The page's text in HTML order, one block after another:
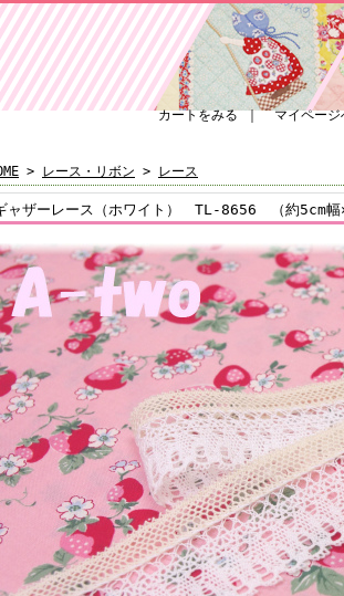
カートをみる｜ マイペー
> レース・リボン > レース
ャザーレース（ホワイト） TL-8656 （約5cm幅